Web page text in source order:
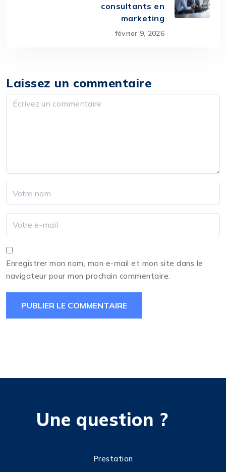
consultants en
marketing
février 9, 2026
Laissez un commentaire
Enregistrer mon nom, mon e-mail et mon site dans le
navigateur pour mon prochain commentaire.
Une question ?
Prestation